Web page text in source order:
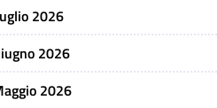
2026
2026
2026